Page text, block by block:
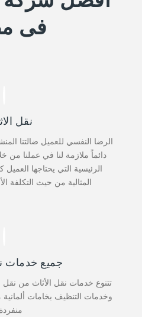
فى
نقل
الرضا النفسي للعميل ضالتنا
دائماً ملازمة لنا في عملنا من
الرئيسية التي يحتاجها
المثالية من حيث التكلفة
جميع خدمات
تتنوع خدمات نقل الأثاث من
وخدمات التنظيف بخامات